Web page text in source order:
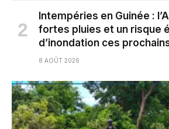
Intempéries en Guinée :
fortes pluies et un risque
d’inondation ces
8 AOÛT 2026